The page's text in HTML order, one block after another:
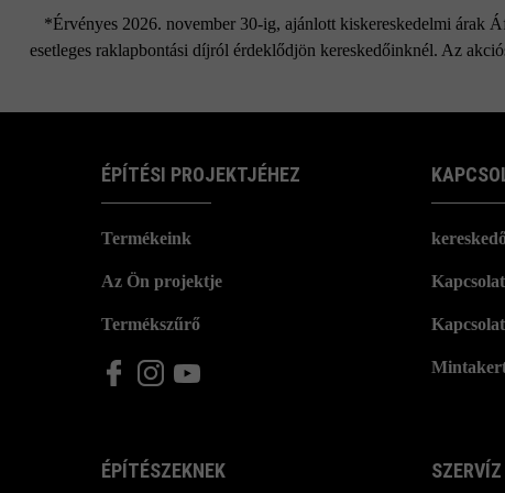
*Érvényes 2026. november 30-ig, ajánlott kiskereskedelmi árak
esetleges raklapbontási díjról érdeklődjön kereskedőinknél. Az
ÉPÍTÉSI PROJEKTJÉHEZ
Termékeink
Az Ön projektje
Termékszűrő
ÉPÍTÉSZEKNEK SZERVÍZ